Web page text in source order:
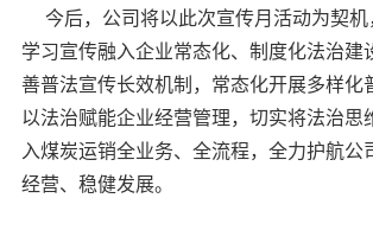
今后，公司将以此次宣传月活动为契机
学习宣传融入企业常态化、制度化法治建
善普法宣传长效机制，常态化开展多样化
以法治赋能企业经营管理，切实将法治思
入煤炭运销全业务、全流程，全力护航公
经营、稳健发展。